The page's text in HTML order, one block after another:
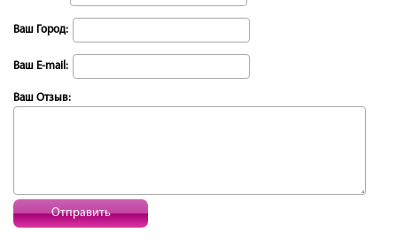
Ваш Город:
Ваш E-mail:
Ваш Отзыв:
Отправить